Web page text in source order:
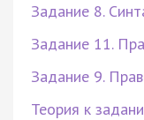
Задание 8.
Задание 11.
Задание 9.
Теория к